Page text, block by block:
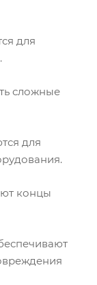
для
сложные
для
концы